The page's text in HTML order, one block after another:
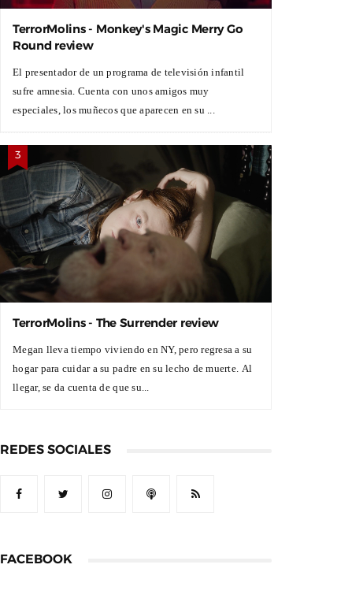
TerrorMolins - Monkey's Magic Merry Go
Round review
El presentador de un programa de televisión infantil
sufre amnesia. Cuenta con unos amigos muy
especiales, los muñecos que aparecen en su ...
TerrorMolins - The Surrender review
Megan lleva tiempo viviendo en NY, pero regresa a su
hogar para cuidar a su padre en su lecho de muerte. Al
llegar, se da cuenta de que su...
REDES SOCIALES
FACEBOOK